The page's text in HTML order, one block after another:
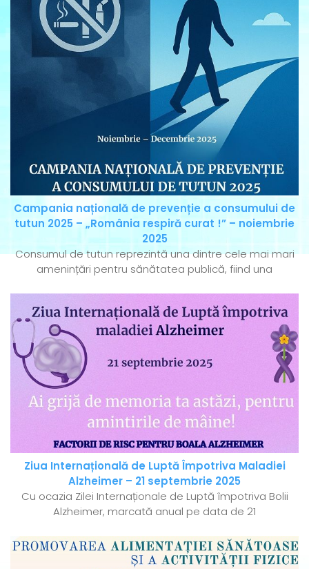
Campania națională de prevenție a consumului de
tutun 2025 – „România respiră curat !” – noiembrie
2025
Consumul de tutun reprezintă una dintre cele mai mari
amenințări pentru sănătatea publică, fiind una
Ziua Internațională de Luptă Împotriva Maladiei
Alzheimer – 21 septembrie 2025
Cu ocazia Zilei Internaționale de Luptă împotriva Bolii
Alzheimer, marcată anual pe data de 21